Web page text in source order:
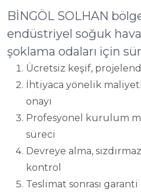
BİNGÖL SOLHAN
endüstriyel soğuk
şoklama odaları için
Ücretsiz keşif,
İhtiyaca yönelik
onayı
Profesyonel kurulum
süreci
Devreye alma,
kontrol
Teslimat sonrası